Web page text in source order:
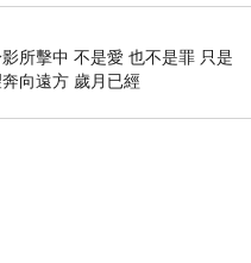
所擊中 不是愛 也不是罪 只是
向遠方 歲月已經